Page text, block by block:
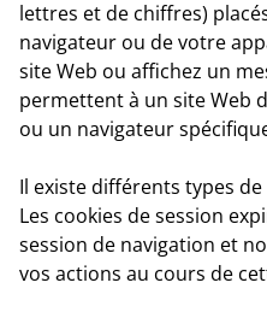
lettres et de chiffres)
navigateur ou de votre
site Web ou affichez un
permettent à un site Web
ou un navigateur
Il existe différents types de
Les cookies de session
session de navigation et
vos actions au cours de